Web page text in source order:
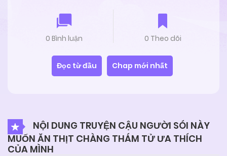
0 Bình luận 0 Theo dõi
Đọc từ đầu Chap mới nhất
NỘI DUNG TRUYỆN CẬU NGƯỜI SÓI NÀY
MUỐN ĂN THỊT CHÀNG THÁM TỬ ƯA THÍCH
CỦA MÌNH